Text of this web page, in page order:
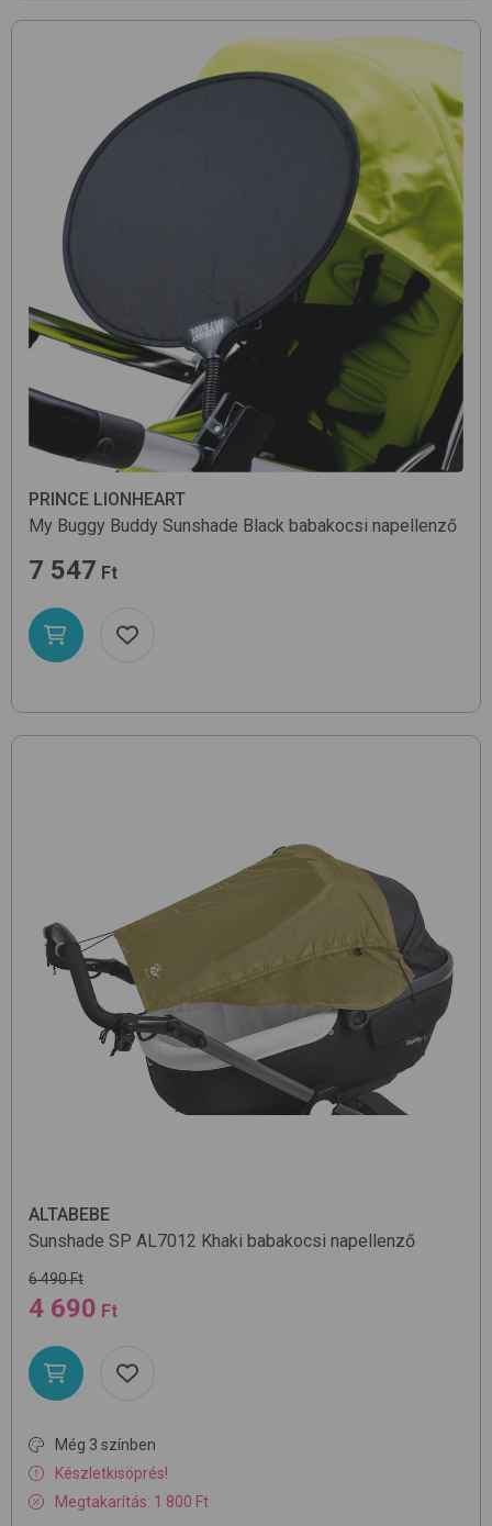
PRINCE LIONHEART
My Buggy Buddy Sunshade Black babakocsi napellenző
7 547 Ft
ALTABEBE
Sunshade SP AL7012 Khaki babakocsi napellenző
6 490 Ft
4 690 Ft
Még 3 színben
Készletkisöprés!
Megtakarítás: 1 800 Ft